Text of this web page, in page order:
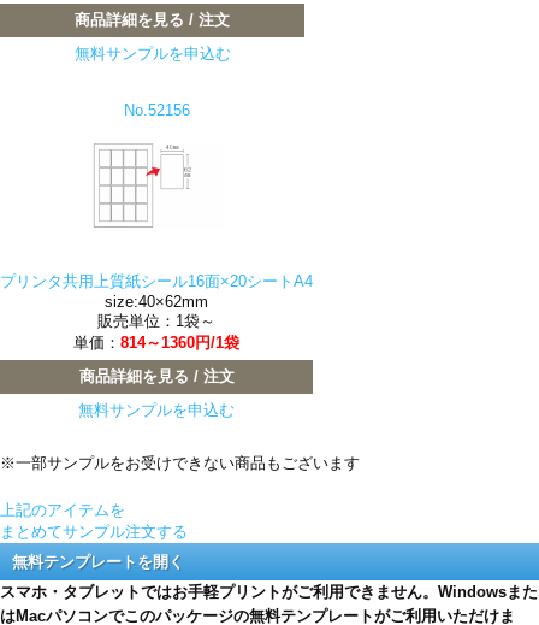
商品詳細を見る / 注文
無料サンプルを申込む
No.52156
プリンタ共用上質紙シール16面×20シートA4
size:40×62mm
販売単位：1袋～
単価： 814～1360円/1袋
商品詳細を見る / 注文
無料サンプルを申込む
※一部サンプルをお受けできない商品もございます
上記のアイテムを
まとめてサンプル注文する
無料テンプレートを開く
スマホ・タブレットではお手軽プリントがご利用できません。Windowsまた
はMacパソコンでこのパッケージの無料テンプレートがご利用いただけま